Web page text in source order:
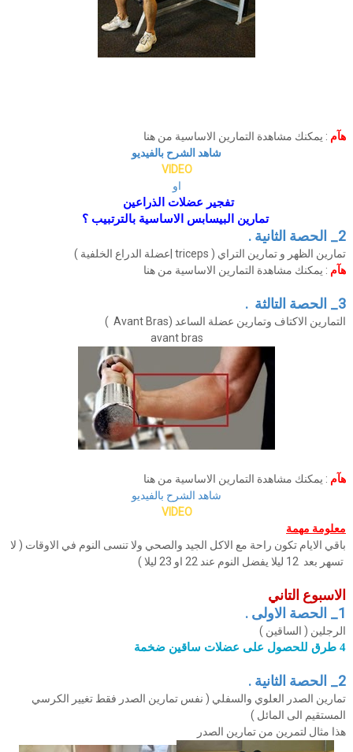
هآم : يمكنك مشاهدة التمارين الاساسية من هنا
شاهد الشرح بالفيديو
VIDEO
او
تفجير عضلات الذراعين
تمارين البيسابس الاساسية بالترتبيب ؟
2_ الحصة الثانية .
تمارين الظهر و تمارين التراي ( triceps |عضلة الدراع الخلفية )
هآم : يمكنك مشاهدة التمارين الاساسية من هنا
3_ الحصة التالثة .
التمارين الاكتاف وتمارين عضلة الساعد (Avant Bras )
avant bras
هآم : يمكنك مشاهدة التمارين الاساسية من هنا
شاهد الشرح بالفيديو
VIDEO
معلومة مهمة
باقي الايام تكون راحة مع الاكل الجيد والصحي ولا تنسى النوم في الاوقات ( لا
تسهر بعد 12 ليلا يفضل النوم عند 22 او 23 ليلا )
الاسبوع التاني
1_ الحصة الاولى .
الرجلين ( الساقين )
4 طرق للحصول على عضلات ساقين ضخمة
2_ الحصة الثانية .
تمارين الصدر العلوي والسفلي ( نفس تمارين الصدر فقط تغيير الكرسي
المستقيم الى المائل )
هذا مثال لتمرين من تمارين الصدر